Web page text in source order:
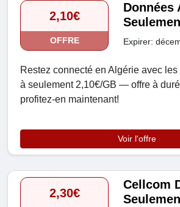
2,10€
OFFRE
Données
Expirer:
Restez connecté en Algérie avec
à seulement 2,10€/GB — offre à
profitez-en maintenant!
Voir l'offre
2,30€
Cellcom